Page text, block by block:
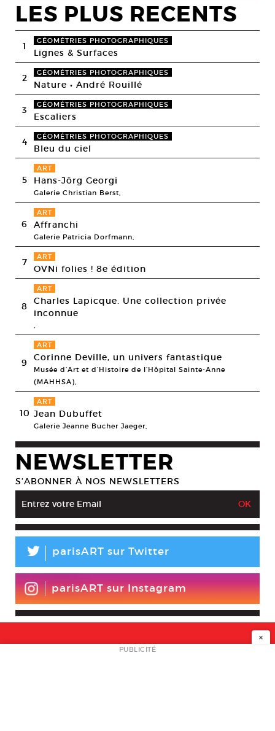
LES PLUS RECENTS
1 GÉOMÉTRIES PHOTOGRAPHIQUES
Lignes & Surfaces
2 GÉOMÉTRIES PHOTOGRAPHIQUES
Nature • André Rouillé
3 GÉOMÉTRIES PHOTOGRAPHIQUES
Escaliers
4 GÉOMÉTRIES PHOTOGRAPHIQUES
Bleu du ciel
5
ART
Hans-Jörg Georgi
Galerie Christian Berst,
6
ART
Affranchi
Galerie Patricia Dorfmann,
7 ART
OVNi folies ! 8e édition
8
ART
Charles Lapicque. Une collection privée
inconnue
,
9
ART
Corinne Deville, un univers fantastique
Musée d’Art et d’Histoire de l’Hôpital Sainte-Anne
(MAHHSA),
10
ART
Jean Dubuffet
Galerie Jeanne Bucher Jaeger,
NEWSLETTER
S’ABONNER À NOS NEWSLETTERS
L parisART sur Twitter
parisART sur Instagram
NEWSLETTER
×
PUBLICITÉ